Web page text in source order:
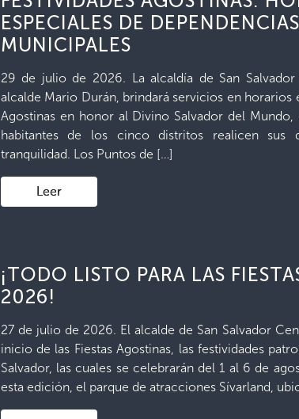
ESPECIALES DE
MUNICIPALES
29 de julio de 2026. La alcaldía de San
alcalde Mario Durán, brindará servicios en horarios
Agostinas en honor al Divino Salvador del
habitantes de los cinco distritos realicen sus
tranquilidad. Los Puntos de […]
Leer
¡TODO LISTO PARA LAS
2026!
27 de julio de 2026. El alcalde de San Salvador
inicio de las Fiestas Agostinas, las festividades
Salvador, las cuales se celebrarán del 1 al 6 de
esta edición, el parque de atracciones Sívarland,